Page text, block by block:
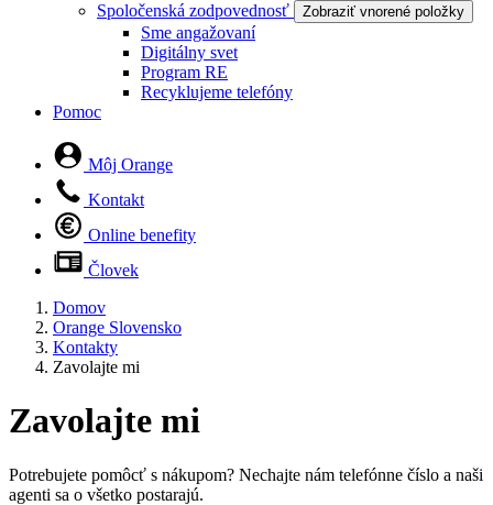
Spoločenská zodpovednosť
Zobraziť vnorené položky
Sme angažovaní
Digitálny svet
Program RE
Recyklujeme telefóny
Pomoc
Môj Orange
Kontakt
Online benefity
Človek
Domov
Orange Slovensko
Kontakty
Zavolajte mi
Zavolajte mi
Potrebujete pomôcť s nákupom? Nechajte nám telefónne číslo a naši
agenti sa o všetko postarajú.